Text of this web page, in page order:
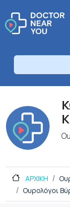
ΑΡΧΙΚΗ
Ουρολόγοι